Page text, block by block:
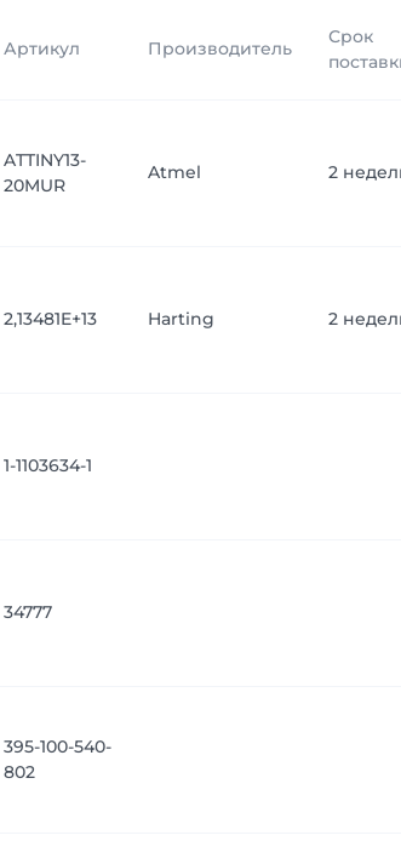
Артикул Производитель
Срок
ATTINY13-
20MUR
Atmel 2
2,13481E+13 Harting 2
1-1103634-1
34777
395-100-540-
802